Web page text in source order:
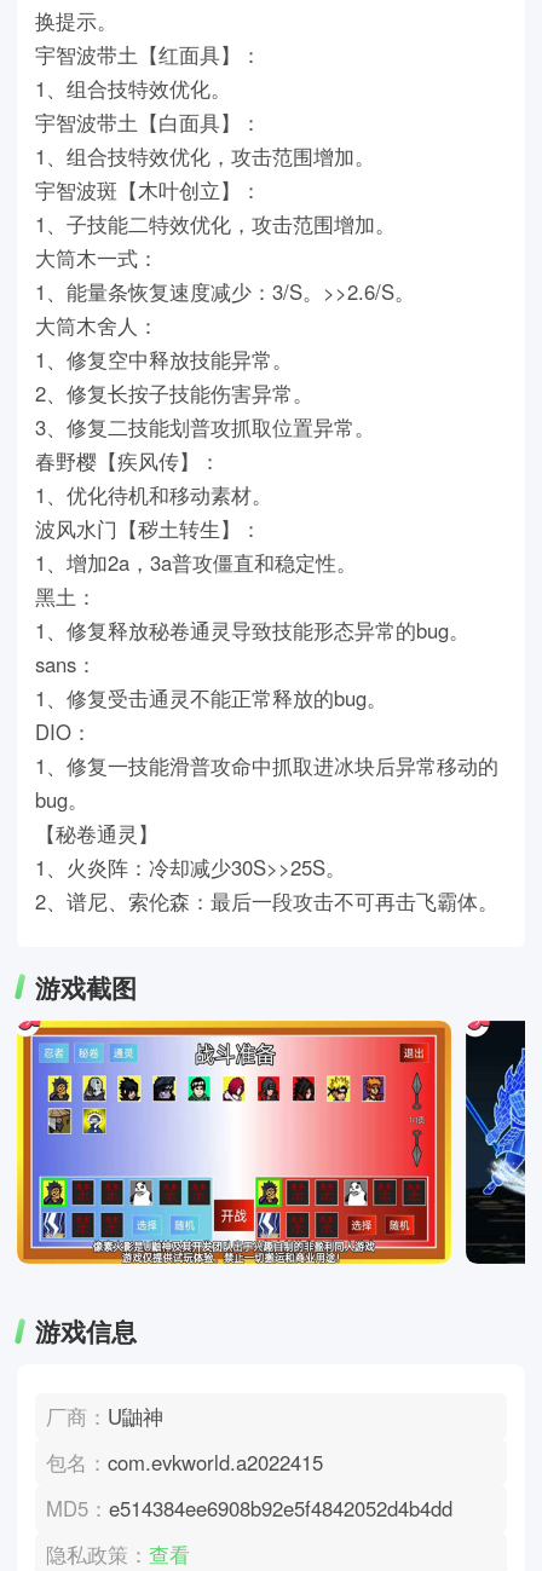
换提示。
宇智波带土【红面具】：
1、组合技特效优化。
宇智波带土【白面具】：
1、组合技特效优化，攻击范围增加。
宇智波斑【木叶创立】：
1、子技能二特效优化，攻击范围增加。
大筒木一式：
1、能量条恢复速度减少：3/S。>>2.6/S。
大筒木舍人：
1、修复空中释放技能异常。
2、修复长按子技能伤害异常。
3、修复二技能划普攻抓取位置异常。
春野樱【疾风传】：
1、优化待机和移动素材。
波风水门【秽土转生】：
1、增加2a，3a普攻僵直和稳定性。
黑土：
1、修复释放秘卷通灵导致技能形态异常的bug。
sans：
1、修复受击通灵不能正常释放的bug。
DIO：
1、修复一技能滑普攻命中抓取进冰块后异常移动的
bug。
【秘卷通灵】
1、火炎阵：冷却减少30S>>25S。
2、谱尼、索伦森：最后一段攻击不可再击飞霸体。
游戏截图
游戏信息
厂商： U鼬神
包名：com.evkworld.a2022415
MD5：e514384ee6908b92e5f4842052d4b4dd
隐私政策：查看